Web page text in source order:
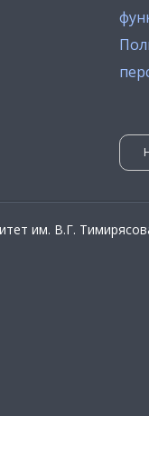
им. В.Г.